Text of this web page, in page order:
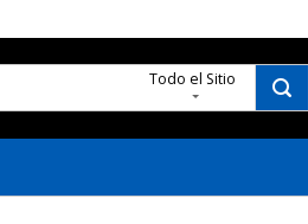
Todo el Sitio